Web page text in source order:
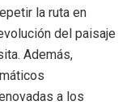
la ruta en
del paisaje
Además,
a los